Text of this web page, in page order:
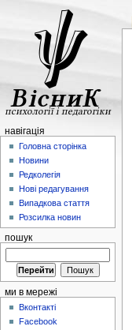
навігація
Головна сторінка
Новини
Редколегія
Нові редагування
Випадкова стаття
Розсилка новин
пошук
ми в мережі
Вконтакті
Facebook